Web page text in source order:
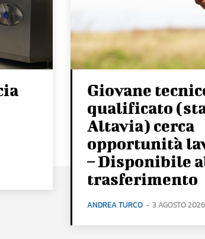
Giovane
qualificato
Altavia) cerca
opportunità
– Disponibile
trasferimento
ANDREA TURCO - 3 AGOSTO 2026